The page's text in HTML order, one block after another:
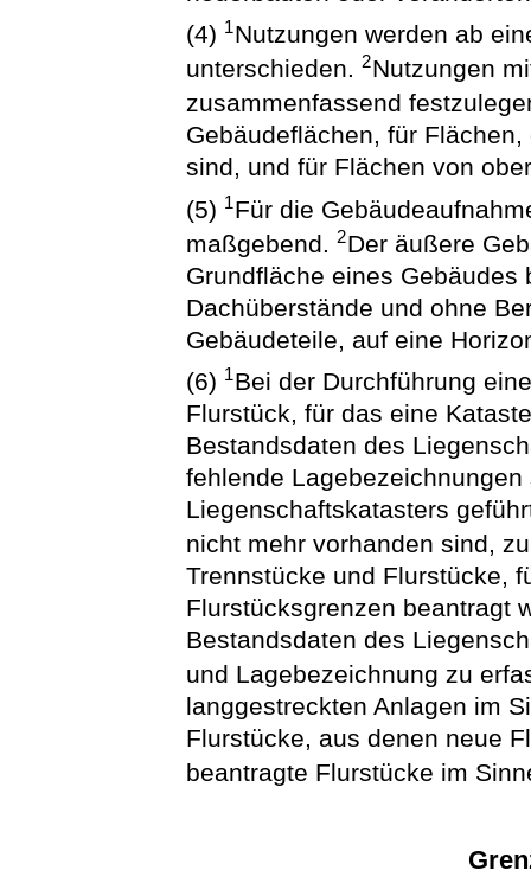
(4) 1Nutzungen werden ab
unterschieden.2Nutzungen
zusammenfassend
Gebäudeflächen, für
sind, und für Flächen von
(5) 1Für die
maßgebend.2Der äußere
Grundfläche eines
Dachüberstände und ohne
Gebäudeteile, auf eine
(6) 1Bei der Durchführung
Flurstück, für das eine
Bestandsdaten des
fehlende
Liegenschaftskatasters
nicht mehr vorhanden sind,
Trennstücke und Flurstücke,
Flurstücksgrenzen beantragt
Bestandsdaten des
und Lagebezeichnung zu
langgestreckten Anlagen im
Flurstücke, aus denen neue
beantragte Flurstücke im